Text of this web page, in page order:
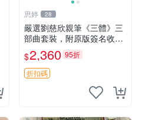
思婷 28
嚴選劉慈欣親筆《三體》三
部曲套裝，附原版簽名收藏
版 三體 規格完整 網拍無疑
真品 收藏推薦 《三體》全
系列親筆簽名版 電影原著珍
藏必備 劉慈欣 《三體》
$2,360 95折
折扣碼